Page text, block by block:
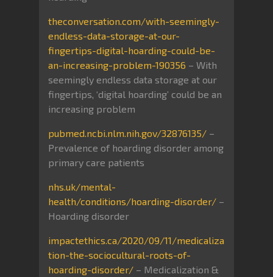
theconversation.com/with-seemingly-
endless-data-storage-at-our-
fingertips-digital-hoarding-could-be-
an-increasing-problem-190356 – With
seemingly endless data storage at our
fingertips, ‘digital hoarding’ could be an
increasing problem
pubmed.ncbi.nlm.nih.gov/32876135/ –
Prevalence of hoarding disorder among
primary care patients
nhs.uk/mental-
health/conditions/hoarding-disorder/ –
Hoarding disorder
impactethics.ca/2020/09/11/medicaliza
tion-the-sociocultural-roots-of-
hoarding-disorder/ – Medicalization &